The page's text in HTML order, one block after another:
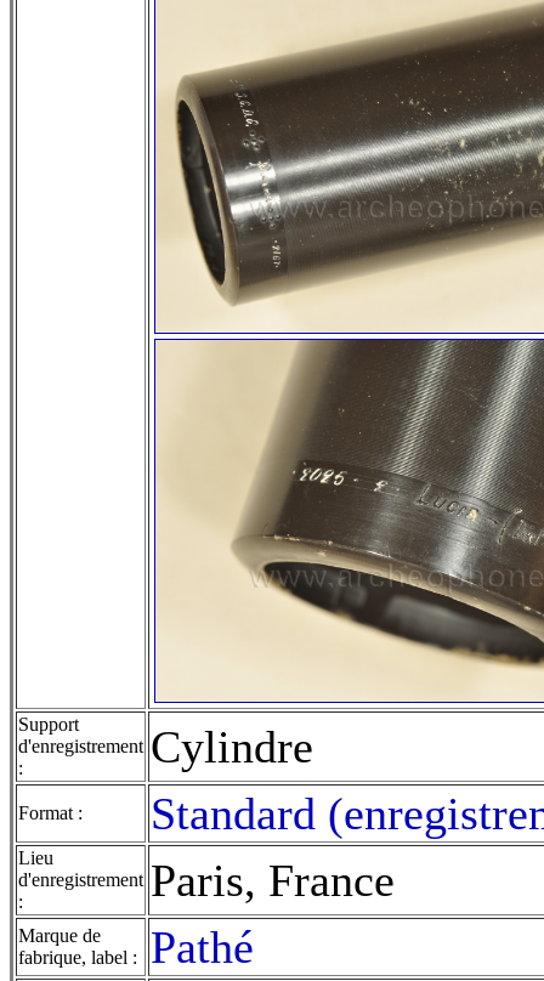
Support
d'enregistrement
:
Cylindre
Format : Standard
Lieu
d'enregistrement
:
Paris, France
Marque de
fabrique, label :
Pathé